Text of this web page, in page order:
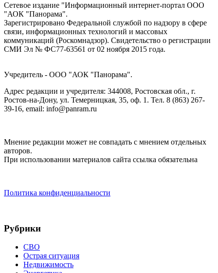
Сетевое издание "Информационный интернет-портал ООО
"АОК "Панорама".
Зарегистрировано Федеральной службой по надзору в сфере
связи, информационных технологий и массовых
коммуникаций (Роскомнадзор). Cвидетельство о регистрации
СМИ Эл № ФС77-63561 от 02 ноября 2015 года.
Учредитель - ООО "АОК "Панорама".
Адрес редакции и учредителя: 344008, Ростовская обл., г.
Ростов-на-Дону, ул. Темерницкая, 35, оф. 1. Тел. 8 (863) 267-
39-16, email: info@panram.ru
Мнение редакции может не совпадать с мнением отдельных
авторов.
При использовании материалов сайта ссылка обязательна
Политика конфиденциальности
Рубрики
СВО
Острая ситуация
Недвижимость